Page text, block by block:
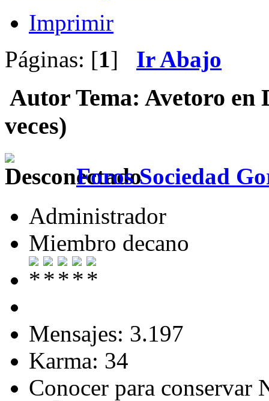
Imprimir
Páginas: [1] Ir Abajo
Autor Tema: Avetoro en
veces)
Foros Sociedad
Administrador
Miembro decano
Mensajes: 3.197
Karma: 34
Conocer para conservar